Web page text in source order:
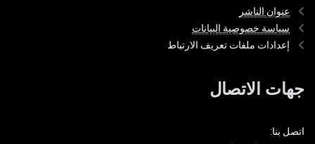
عنوان الناشر
سياسة خصوصية البيانات
إعدادات ملفات تعريف الارتباط
جهات الاتصال
اتصل بنا: